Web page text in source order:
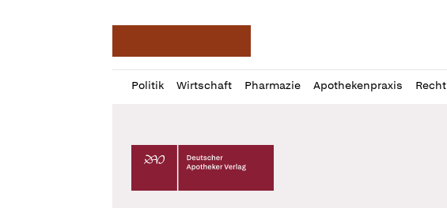
Politik Wirtschaft Pharmazie Apothekenpraxis Recht
Profil
öffnen
Daz
Pur
Deutscher Apotheker Verlag Logo